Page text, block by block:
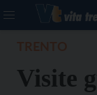
Visite